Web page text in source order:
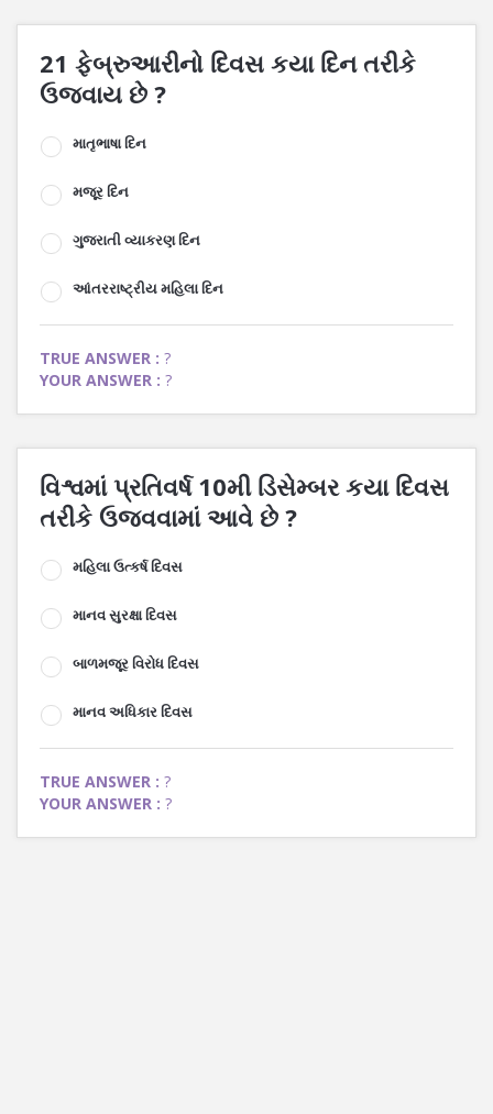
21 ફેબ્રુઆરીનો દિવસ કયા દિન તરીકે
ઉજવાય છે ?
માતૃભાષા દિન
મજૂર દિન
ગુજરાતી વ્યાકરણ દિન
આંતરરાષ્ટ્રીય મહિલા દિન
TRUE ANSWER : ?
YOUR ANSWER : ?
વિશ્વમાં પ્રતિવર્ષ 10મી ડિસેમ્બર કયા દિવસ
તરીકે ઉજવવામાં આવે છે ?
મહિલા ઉત્કર્ષ દિવસ
માનવ સુરક્ષા દિવસ
બાળમજૂર વિરોધ દિવસ
માનવ અધિકાર દિવસ
TRUE ANSWER : ?
YOUR ANSWER : ?